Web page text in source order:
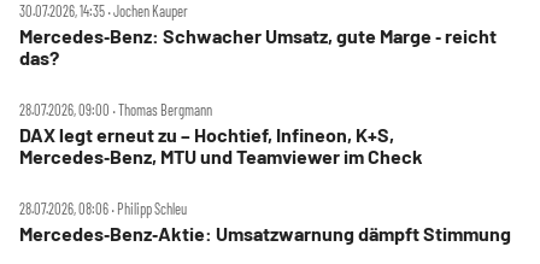
30.07.2026, 14:35 ‧ Jochen Kauper
Mercedes‑Benz: Schwacher Umsatz, gute Marge ‑ reicht
das?
28.07.2026, 09:00 ‧ Thomas Bergmann
DAX legt erneut zu – Hochtief, Infineon, K+S,
Mercedes‑Benz, MTU und Teamviewer im Check
28.07.2026, 08:06 ‧ Philipp Schleu
Mercedes‑Benz‑Aktie: Umsatzwarnung dämpft Stimmung